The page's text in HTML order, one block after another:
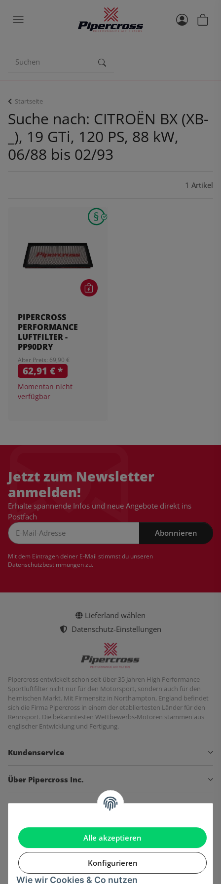
Alle akzeptieren
Konfigurieren
Wie wir Cookies & Co nutzen
Startseite
Suche nach: CITROËN BX (XB-
_), 19 GTi, 120 PS, 88 kW,
06/88 bis 02/93
1 Artikel
PIPERCROSS
PERFORMANCE
LUFTFILTER -
PP90DRY
Alter Preis: 69,90 €
62,91 €*
Momentan nicht
verfügbar
Jetzt zum Newsletter
anmelden!
Erhalte spannende Infos und neue Angebote direkt ins
Postfach
Abonnieren
Mit dem Eintragen deiner E-Mail stimmst du unseren
Datenschutzbestimmungenzu.
Lieferland wählen
Datenschutz-Einstellungen
Pipercross entwickelt schon seit über 35 Jahren High Performance
Sportluftfilter nicht nur für den Motorsport, sondern auch für den
heimischen Markt. Mit Firmensitz in Northampton, England befindet
sich die Firma Pipercross in einem der etabliertesten Länder für den
Rennsport. Die bekanntesten Wettbewerbs-Motoren stammen aus
englischer Entwicklung und Fertigung.
Kundenservice
Über Pipercross Inc.
Informationen
Gesetzliche Informationen